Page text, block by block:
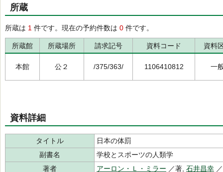
所蔵
所蔵は 1 件です。現在の予約件数は 0 件です。
所蔵館 所蔵場所 請求記号 資料コード 資料
本館 公２ /375/363/ 1106410812 一
資料詳細
タイトル
日本の体罰
副書名
学校とスポーツの人類学
著者
アーロン・Ｌ・ミラー ／著, 石井昌幸